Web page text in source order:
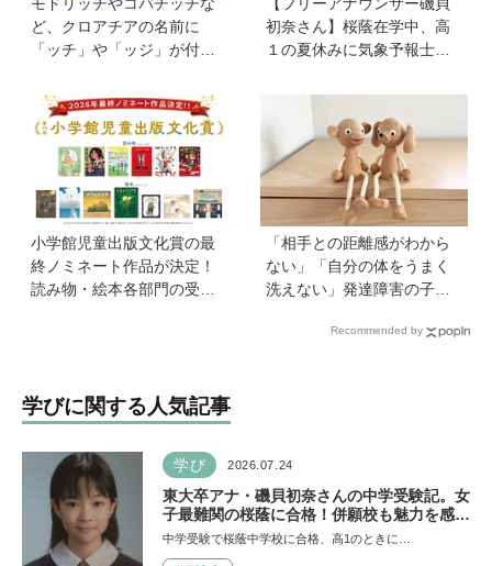
モドリッチやコバチッチな
ど、クロアチアの名前に
「ッチ」や「ッジ」が付く
際問題】
【フリーアナウンサー磯貝
初奈さん】桜蔭在学中、高
１の夏休みに気象予報士試
院で「学ぶ楽しさ」をずっ
と持ち続ける秘訣とは。親
も「楽しい」をバックアッ
プする方法も
小学館児童出版文化賞の最
終ノミネート作品が決定！
読み物・絵本各部門の受賞
「相手との距離感がわから
ない」「自分の体をうまく
洗えない」発達障害の子ど
と・性教育のポイントは？
Recommended by
学びに関する人気記事
学び 2026.07.24
東大卒アナ・磯貝初奈さんの中学受験記。女
子最難関の桜蔭に合格！併願校も魅力を感じ
た渋渋に。母親の声かけは「睡眠が何より大
中学受験で桜蔭中学校に合格、高1のときに…